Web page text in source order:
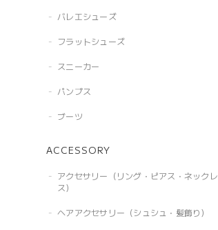
バレエシューズ
フラットシューズ
スニーカー
パンプス
ブーツ
ACCESSORY
アクセサリー（リング・ピアス・ネックレ
ス）
ヘアアクセサリー（シュシュ・髪飾り）